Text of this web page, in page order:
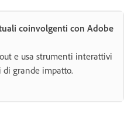
coinvolgenti con Adobe
e usa strumenti interattivi
grande impatto.